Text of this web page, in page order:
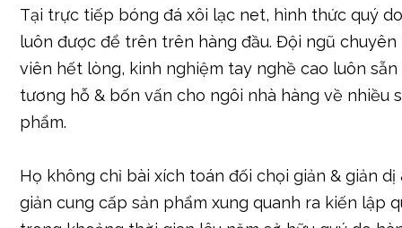
Tại trực tiếp bóng đá xôi lạc net, hình thức quý
luôn được để trên trên hàng đầu. Đội ngũ
viên hết lòng, kinh nghiệm tay nghề cao luôn sẵn
tương hỗ & bốn vấn cho ngôi nhà hàng về nhiều
phẩm.
Họ không chỉ bài xích toán đối chọi giản & giản dị
giản cung cấp sản phẩm xung quanh ra kiến lập